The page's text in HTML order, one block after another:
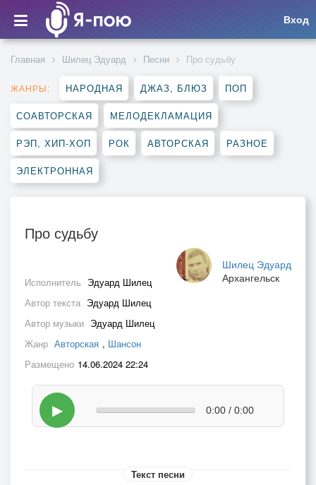
Вход
Главная Шилец Эдуард Песни Про судьбу
ЖАНРЫ: НАРОДНАЯ ДЖАЗ, БЛЮЗ ПОП
СОАВТОРСКАЯ МЕЛОДЕКЛАМАЦИЯ
РЭП, ХИП-ХОП РОК АВТОРСКАЯ РАЗНОЕ
ЭЛЕКТРОННАЯ
Про судьбу
Шилец Эдуард
Архангельск
Исполнитель Эдуард Шилец
Автор текста Эдуард Шилец
Автор музыки Эдуард Шилец
Жанр Авторская , Шансон
Размещено 14.06.2024 22:24
▶ 0:00 / 0:00
Текст песни